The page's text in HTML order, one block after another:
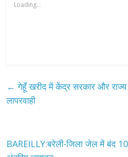
Loading...
← गेहूँ खरीद में केंद्र सरकार और राज्य
लापरवाही
BAREILLY:बरेली-जिला जेल में बंद 10